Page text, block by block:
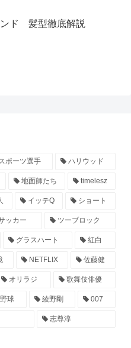
ンド 髪型徹底解説
スポーツ選手 ハリウッド
地面師たち timelesz
イッテQ ショート
ッカー ツーブロック
グラスハート 紅白
NETFLIX 佐藤健
オリラジ 歌舞伎俳優
野球 綾野剛 007
志尊淳